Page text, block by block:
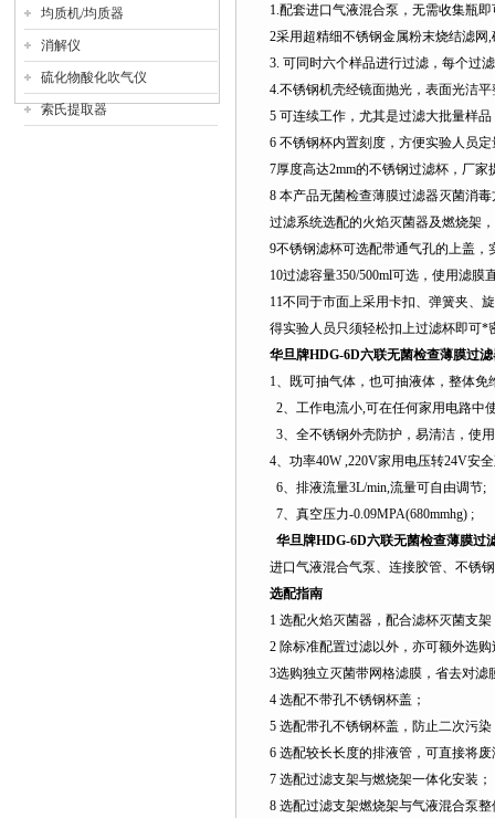
均质机/均质器
消解仪
硫化物酸化吹气仪
索氏提取器
1.配套进口气液混合泵，无需收集瓶
2采用超精细不锈钢金属粉末烧结滤网,
3. 可同时六个样品进行过滤，每个过
4.不锈钢机壳经镜面抛光，表面光洁
5 可连续工作，尤其是过滤大批量样
6 不锈钢杯内置刻度，方便实验人员定
7厚度高达2mm的不锈钢过滤杯，厂家
8 本产品无菌检查薄膜过滤器灭菌消
过滤系统选配的火焰灭菌器及燃烧架
9不锈钢滤杯可选配带通气孔的上盖
10过滤容量350/500ml可选，使用滤膜
11不同于市面上采用卡扣、弹簧夹、
得实验人员只须轻松扣上过滤杯即可*
华旦牌HDG-6D六联无菌检查薄膜过
1、既可抽气体，也可抽液体，整体免
2、工作电流小,可在任何家用电路中
3、全不锈钢外壳防护，易清洁，使
4、功率40W ,220V家用电压转24V安
6、排液流量3L/min,流量可自由调节;
7、真空压力-0.09MPA(680mmhg) ;
华旦牌HDG-6D六联无菌检查薄膜过
进口气液混合气泵、连接胶管、不锈
选配指南
1 选配火焰灭菌器，配合滤杯灭菌支
2 除标准配置过滤以外，亦可额外选
3选购独立灭菌带网格滤膜，省去对滤
4 选配不带孔不锈钢杯盖；
5 选配带孔不锈钢杯盖，防止二次污染
6 选配较长长度的排液管，可直接将
7 选配过滤支架与燃烧架一体化安装；
8 选配过滤支架燃烧架与气液混合泵